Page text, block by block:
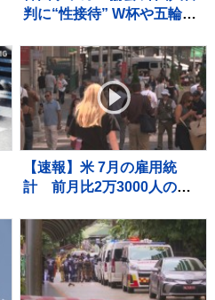
判に“性接待” W杯や五輪の
で10人余に対し JNN報告書
入手
【速報】米 7月の雇用統
計 前月比2万3000人の減